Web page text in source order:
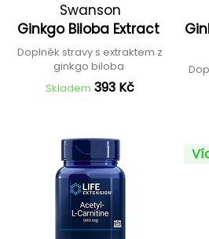
Swanson
Ginkgo Biloba Extract
Doplněk stravy s extraktem z
ginkgo biloba
Skladem 393 Kč